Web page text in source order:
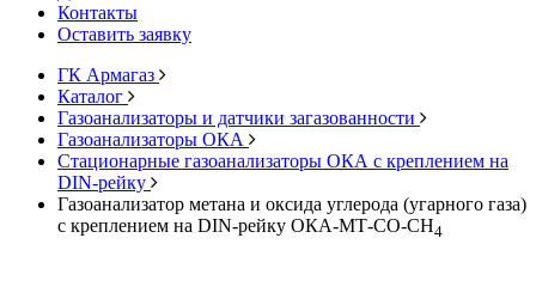
Контакты
Оставить заявку
ГК Армагаз
Каталог
Газоанализаторы и датчики загазованности
Газоанализаторы ОКА
Стационарные газоанализаторы ОКА с креплением на
DIN-рейку
Газоанализатор метана и оксида углерода (угарного газа)
с креплением на DIN-рейку ОКА-МТ-CO-CH4